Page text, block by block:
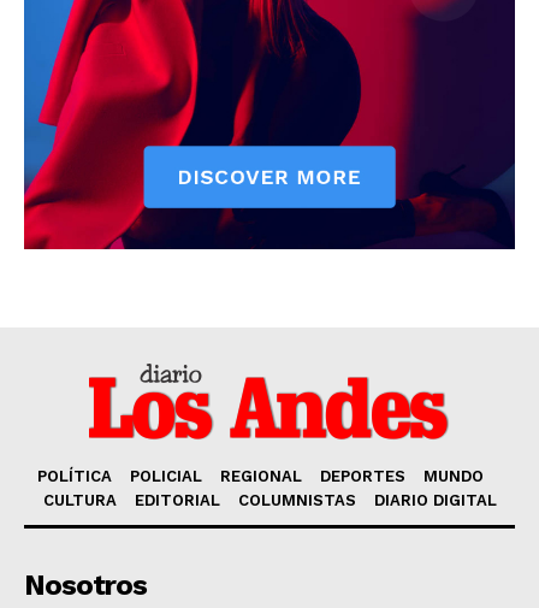
POLÍTICA POLICIAL REGIONAL DEPORTES
MUNDO
CULTURA
EDITORIAL COLUMNISTAS DIARIO DIGITAL
Nosotros